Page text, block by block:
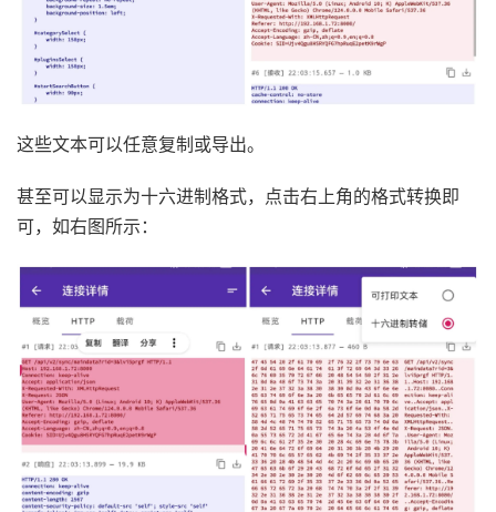
这些文本可以任意复制或导出。
甚至可以显示为十六进制格式，点击右上角的格式转换即
可，如右图所示：